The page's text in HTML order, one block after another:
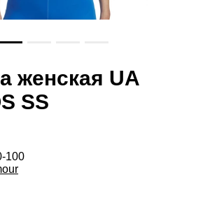
женская UA
SS
100